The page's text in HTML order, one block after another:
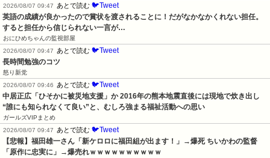
2026/08/07 09:47
あとで読む 🐦Tweet
英語の成績が良かったので賞状を渡されることに！だがなかなかくれない担任。
すると担任から信じられない一言が…
おにひめちゃんの監視部屋
2026/08/07 09:47
あとで読む 🐦Tweet
長時間勉強のコツ
怒り新党
2026/08/07 09:46
あとで読む 🐦Tweet
中居正広「ひそかに被災地支援」か 2016年の熊本地震直後には現地で炊き出し
“誰にも知られなくて良い”と、むしろ強まる福祉活動への思い
ガールズVIPまとめ
2026/08/07 09:47
あとで読む 🐦Tweet
【悲報】福田雄一さん「新ケロロに福田組が出ます！」→爆死 ちいかわの監督
「原作に忠実に」→爆売れｗｗｗｗｗｗｗｗｗｗ